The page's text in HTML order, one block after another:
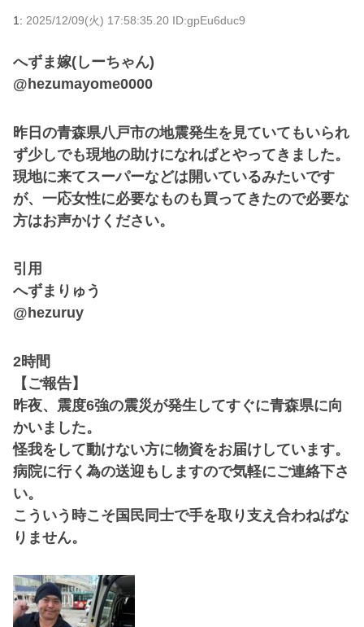
1: 2025/12/09(火) 17:58:35.20 ID:gpEu6duc9
へずま嫁(しーちゃん)
@hezumayome0000
昨日の青森県八戸市の地震発生を見ていてもいられ
ず少しでも現地の助けになればとやってきました。
現地に来てスーパーなどは開いているみたいです
が、一応女性に必要なものも買ってきたので必要な
方はお声かけください。
引用
へずまりゅう
@hezuruy
2時間
【ご報告】
昨夜、震度6強の震災が発生してすぐに青森県に向
かいました。
怪我をして動けない方に物資をお届けしています。
病院に行く為の送迎もしますので気軽にご連絡下さ
い。
こういう時こそ国民同士で手を取り支え合わねばな
りません。